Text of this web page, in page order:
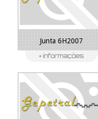
Junta 6H2007